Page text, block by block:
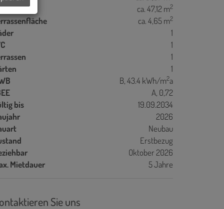
ca. 47,12 m2
ca. 4,65 m2
1
1
1
1
B, 43.4 kWh/m2a
A, 0,72
bis
19.09.2034
2026
Neubau
Erstbezug
Oktober 2026
Mietdauer
5 Jahre
Sie uns